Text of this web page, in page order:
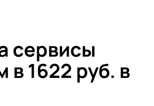
сервисы
в 1622 руб. в